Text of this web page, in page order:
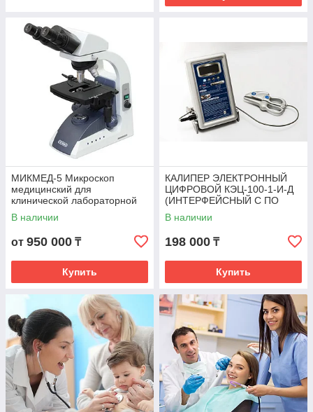
МИКМЕД-5 Микроскоп
медицинский для
клинической лабораторной
диагностики
В наличии
от 950 000 ₸
Купить
КАЛИПЕР ЭЛЕКТРОННЫЙ
ЦИФРОВОЙ КЭЦ-100-1-И-Д
(ИНТЕРФЕЙСНЫЙ С ПО
"КАЛИПЕРОМЕТРИЯ")
В наличии
198 000 ₸
Купить